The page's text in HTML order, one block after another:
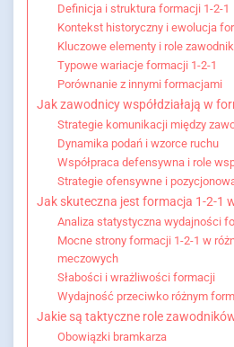
Definicja i struktura formacji 1-2-1
Kontekst historyczny i ewolucja
Kluczowe elementy i role
Typowe wariacje formacji 1-2-1
Porównanie z innymi formacjami
Jak zawodnicy współdziałają w
Strategie komunikacji między
Dynamika podań i wzorce ruchu
Współpraca defensywna i role
Strategie ofensywne i
Jak skuteczna jest formacja 1-2-1
Analiza statystyczna wydajności
Mocne strony formacji 1-2-1 w
meczowych
Słabości i wrażliwości formacji
Wydajność przeciwko różnym
Jakie są taktyczne role
Obowiązki bramkarza